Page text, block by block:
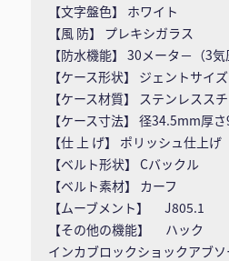
【文字盤色】 ホワイト
【風 防】 プレキシガラス
【防水機能】 30メータ－（3気
【ケース形状】 ジェントサイズ
【ケース材質】 ステンレスス
【ケース寸法】 径34.5mm厚
【仕 上 げ】 ポリッシュ仕上げ
【ベルト形状】 Cバックル
【ベルト素材】 カーフ
【ムーブメント】 J805.1
【その他の機能】 ハック
インカブロックショックアブ